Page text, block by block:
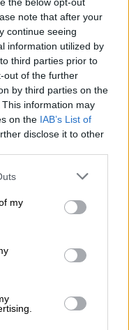
note that after your
continue seeing
information utilized by
third parties prior to
out of the further
by third parties on the
This information may
on the IAB’s List of
disclose it to other
one or more Google
You may click to
third-party tags to
in below Google
my
του
μετά τον